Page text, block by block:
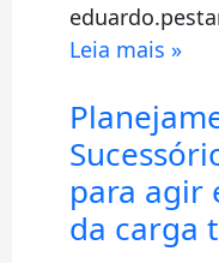
Leia mais »
para agir
da carga